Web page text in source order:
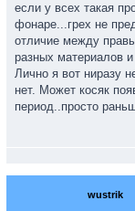
если у всех такая
фонаре...грех не
отличие между
разных материалов
Лично я вот ниразу
нет. Может косяк
период..просто
wustrik